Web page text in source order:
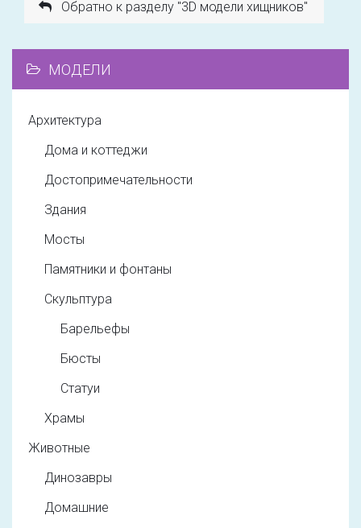
Обратно к разделу "3D модели хищников"
МОДЕЛИ
Архитектура
Дома и коттеджи
Достопримечательности
Здания
Мосты
Памятники и фонтаны
Скульптура
Барельефы
Бюсты
Статуи
Храмы
Животные
Динозавры
Домашние